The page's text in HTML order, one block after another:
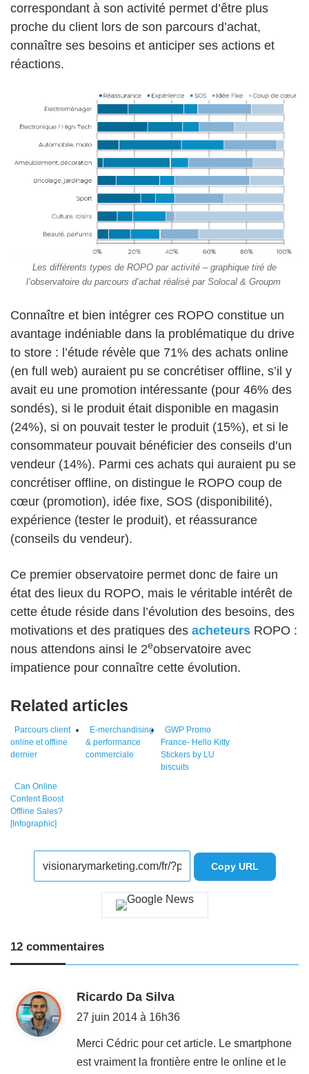
correspondant à son activité permet d’être plus
proche du client lors de son parcours d’achat,
connaître ses besoins et anticiper ses actions et
réactions.
Les différents types de ROPO par activité – graphique tiré de
l’observatoire du parcours d’achat réalisé par Solocal & Groupm
Connaître et bien intégrer ces ROPO constitue un
avantage indéniable dans la problématique du drive
to store : l’étude révèle que 71% des achats online
(en full web) auraient pu se concrétiser offline, s’il y
avait eu une promotion intéressante (pour 46% des
sondés), si le produit était disponible en magasin
(24%), si on pouvait tester le produit (15%), et si le
consommateur pouvait bénéficier des conseils d’un
vendeur (14%). Parmi ces achats qui auraient pu se
concrétiser offline, on distingue le ROPO coup de
cœur (promotion), idée fixe, SOS (disponibilité),
expérience (tester le produit), et réassurance
(conseils du vendeur).
Ce premier observatoire permet donc de faire un
état des lieux du ROPO, mais le véritable intérêt de
cette étude réside dans l’évolution des besoins, des
motivations et des pratiques des acheteurs ROPO :
nous attendons ainsi le 2eobservatoire avec
impatience pour connaître cette évolution.
Related articles
Parcours client
online et offline
dernier
E-merchandising
& performance
commerciale
GWP Promo
France- Hello Kitty
Stickers by LU
biscuits
Can Online
Content Boost
Offline Sales?
[Infographic]
Copy URL
12 commentaires
Ricardo Da Silva
i
27 juin 2014 à 16h36
Merci Cédric pour cet article. Le smartphone
est vraiment la frontière entre le online et le